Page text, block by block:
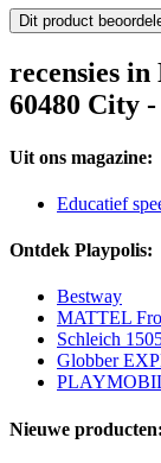
Dit product
recensies
60480 City
Uit ons magazine:
Educatief
Ontdek Playpolis:
Bestway
MATTEL
Schleich
Globber
Nieuwe producten: